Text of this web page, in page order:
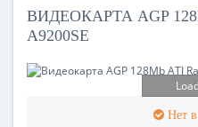
ВИДЕОКАРТА AGP
A9200SE
Нет